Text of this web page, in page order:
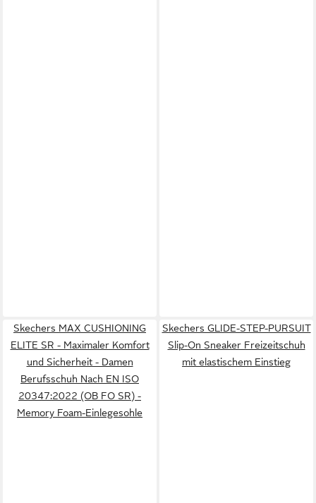
Skechers MAX CUSHIONING
ELITE SR - Maximaler Komfort
und Sicherheit - Damen
Berufsschuh Nach EN ISO
20347:2022 (OB FO SR) -
Memory Foam-Einlegesohle
Skechers GLIDE-STEP-PURSUIT
Slip-On Sneaker Freizeitschuh
mit elastischem Einstieg